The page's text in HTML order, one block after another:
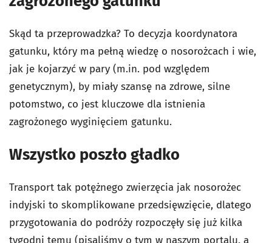
Skąd ta przeprowadzka? To decyzja koordynatora
gatunku, który ma pełną wiedzę o nosorożcach i wie,
jak je kojarzyć w pary (m.in. pod względem
genetycznym), by miały szansę na zdrowe, silne
potomstwo, co jest kluczowe dla istnienia
zagrożonego wyginięciem gatunku.
Wszystko poszło gładko
Transport tak potężnego zwierzęcia jak nosorożec
indyjski to skomplikowane przedsięwzięcie, dlatego
przygotowania do podróży rozpoczęły się już kilka
tygodni temu (pisaliśmy o tym w naszym portalu, a